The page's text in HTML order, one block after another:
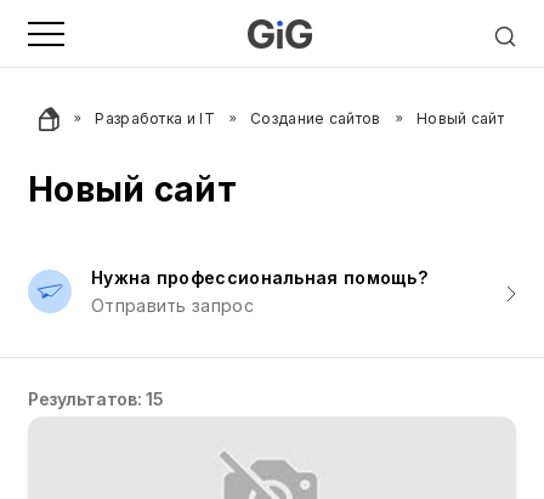
Разработка и IT Создание сайтов Новый сайт
Новый сайт
Нужна профессиональная помощь?
Отправить запрос
Результатов: 15